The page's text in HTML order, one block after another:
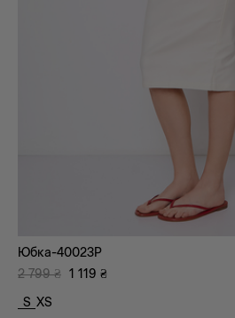
Юбка-40023P
2 799 ₴ 1 119 ₴
S XS